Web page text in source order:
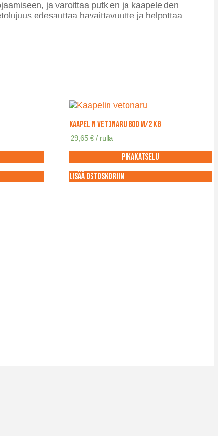
ja varoittaa putkien ja kaapeleiden
edesauttaa havaittavuutte ja helpottaa
Kaapelin vetonaru 800 m/2 kg
29,65 € / rulla
Pikakatselu
Lisää ostoskoriin